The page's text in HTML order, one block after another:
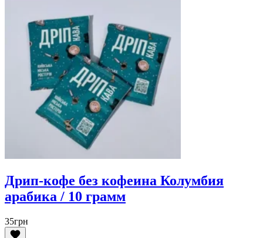
Дрип-кофе без кофеина Колумбия
арабика / 10 грамм
35грн